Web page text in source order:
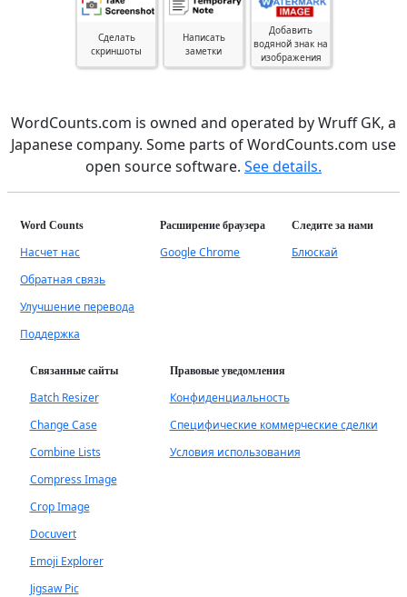
Сделать
скриншоты
Написать
заметки
Добавить
водяной знак на
изображения
WordCounts.com is owned and operated by Wruff GK, a
Japanese company. Some parts of WordCounts.com use
open source software. See details.
Word Counts
Насчет нас
Обратная связь
Улучшение перевода
Поддержка
Расширение браузера
Google Chrome
Следите за нами
Блюскай
Связанные сайты
Batch Resizer
Change Case
Combine Lists
Compress Image
Crop Image
Docuvert
Emoji Explorer
Jigsaw Pic
Правовые уведомления
Конфиденциальность
Специфические коммерческие сделки
Условия использования